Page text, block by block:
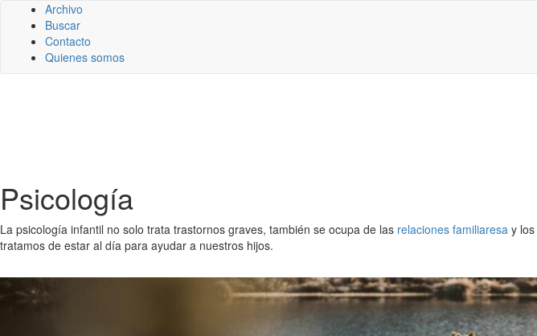
Archivo
Buscar
Contacto
Quienes somos
Psicología
La psicología infantil no solo trata trastornos graves, también se ocupa de las relaciones familiaresa y los
tratamos de estar al día para ayudar a nuestros hijos.